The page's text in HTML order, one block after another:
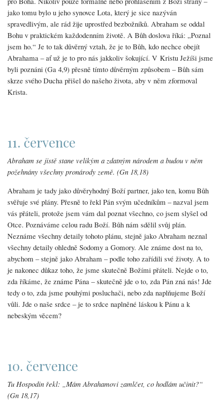
jako tomu bylo u jeho synovce Lota, který je sice nazýván
spravedlivým, ale rád žije uprostřed bezbožníků. Abraham se oddal
Bohu v praktickém každodenním životě. A Bůh doslova říká: „Poznal
jsem ho.“ Je to tak důvěrný vztah, že je to Bůh, kdo nechce obejít
Abrahama – ať už je to pro nás jakkoliv šokující. V Kristu Ježíši jsme
byli poznáni (Ga 4,9) přesně tímto důvěrným způsobem – Bůh sám
skrze svého Ducha přišel do našeho života, aby v něm zformoval
Krista.
11. července
Abraham se jistě stane velikým a zdatným národem a budou v něm
požehnány všechny pronárody země. (Gn 18,18)
Abraham je tady jako důvěryhodný Boží partner, jako ten, komu Bůh
svěřuje své plány. Přesně to řekl Pán svým učedníkům – nazval jsem
vás přáteli, protože jsem vám dal poznat všechno, co jsem slyšel od
Otce. Poznáváme celou radu Boží. Bůh nám sdělil svůj plán.
Neznáme všechny detaily tohoto plánu, stejně jako Abraham neznal
všechny detaily ohledně Sodomy a Gomory. Ale známe dost na to,
abychom – stejně jako Abraham – podle toho zařídili své životy. A to
je nakonec důkaz toho, že jsme skutečně Božími přáteli. Nejde o to,
zda říkáme, že známe Pána – skutečně jde o to, zda Pán zná nás! Jde
tedy o to, zda jsme pouhými posluchači, nebo zda naplňujeme Boží
vůli. Jde o naše srdce – je to srdce naplněné láskou k Pánu a k
nebeským věcem?
10. července
Tu Hospodin řekl: „Mám Abrahamovi zamlčet, co hodlám učinit?“
(Gn 18,17)